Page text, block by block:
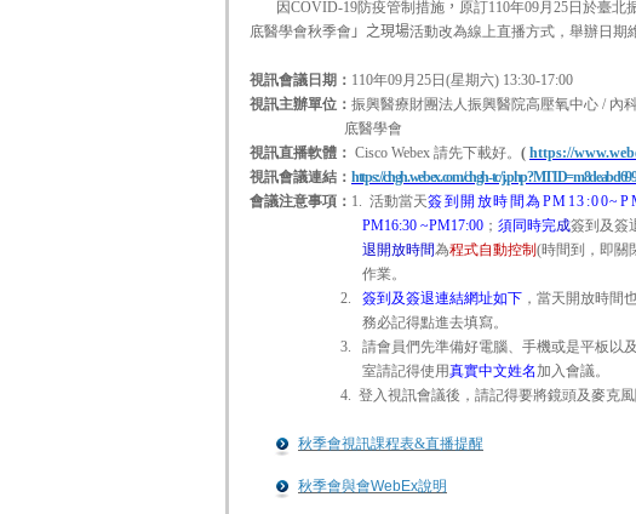
因COVID-19防疫管制措施 ， 原訂110年09月25日於臺北
底醫學會秋季會 」 之現場活動改為線上直播方式，舉辦日期
視訊會議日期： 110年09月25日(星期六) 13:30-17:00
視訊主辦單位： 振興醫療財團法人振興醫院高壓氧中心 / 內
底醫學會
視訊直播軟體： Cisco Webex 請先下載好。 ( https://
視訊會議連結： https://chgh.webex.com/chgh-tc/
會議注意事項： 1. 活動當天簽到開放時間為
PM16:30 ~PM17:00 ； 須同時完成簽到及簽
退開放時間為程式自動控制 (時間到，即關
作業。
2. 簽到及簽退連結網址如下 ，當天開放時間
務必記得點進去填寫。
3. 請會員們先準備好電腦、手機或是平板以
室請記得使用真實中文姓名 加入會議。
4. 登入視訊會議後，請記得要將鏡頭及麥克風
秋季會視訊課程表&直播提醒
秋季會與會WebEx說明